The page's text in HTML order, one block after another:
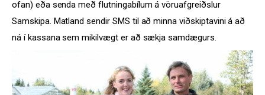
ofan) eða senda með flutningabílum á vöruafgreiðslur
Samskipa. Matland sendir SMS til að minna viðskiptavini á að
ná í kassana sem mikilvægt er að sækja samdægurs.